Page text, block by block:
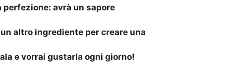
avrà un sapore
altro ingrediente per creare una
e vorrai gustarla ogni giorno!